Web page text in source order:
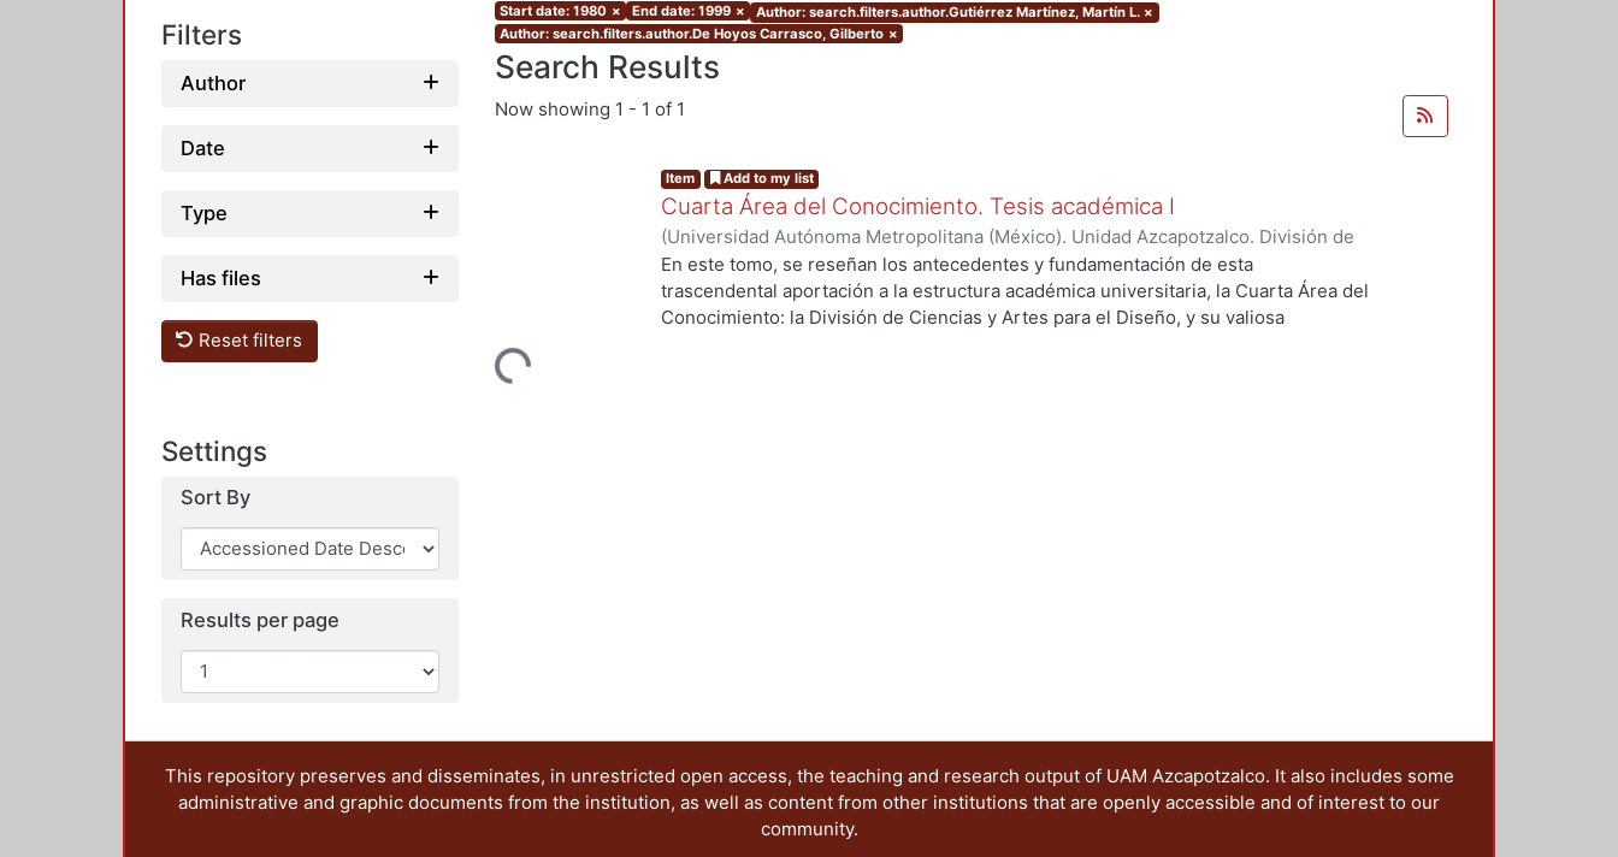
Filters
Author
Date
Type
Has files
Reset filters
Settings
Sort By
Results per page
Start date: 1980 × End date: 1999 × Author: search.filters.author.Gutiérrez Martínez, Martín L. ×
Author: search.filters.author.De Hoyos Carrasco, Gilberto ×
Search Results
Now showing 1 - 1 of 1
Loading...
Item Add to my list
Cuarta Área del Conocimiento. Tesis académica I
(Universidad Autónoma Metropolitana (México). Unidad Azcapotzalco. División de
Ciencias y Artes para el Diseño.,1993)Gutiérrez Martínez, Martín L.;De Hoyos
Carrasco, Gilberto
En este tomo, se reseñan los antecedentes y fundamentación de esta
trascendental aportación a la estructura académica universitaria, la Cuarta Área del
Conocimiento: la División de Ciencias y Artes para el Diseño, y su valiosa
This repository preserves and disseminates, in unrestricted open access, the teaching and research output of UAM Azcapotzalco. It also includes some
administrative and graphic documents from the institution, as well as content from other institutions that are openly accessible and of interest to our
community.